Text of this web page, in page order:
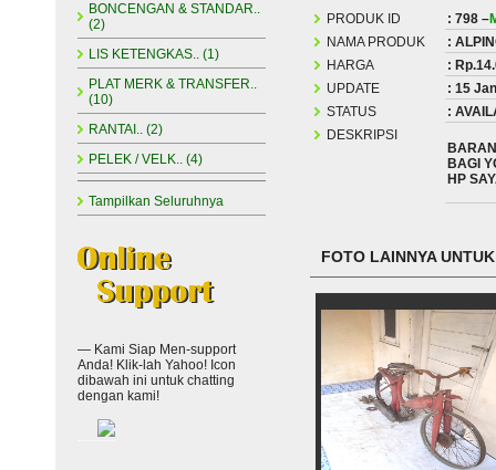
BONCENGAN & STANDAR..
(2)
LIS KETENGKAS.. (1)
PLAT MERK & TRANSFER..
(10)
RANTAI.. (2)
PELEK / VELK.. (4)
Tampilkan Seluruhnya
— Kami Siap Men-support
Anda! Klik-lah Yahoo! Icon
dibawah ini untuk chatting
dengan kami!
PRODUK ID : 798 –
NAMA PRODUK
:
HARGA
:
UPDATE
: 15
STATUS
:
DESKRIPSI
BAGI
HP
FOTO LAINNYA